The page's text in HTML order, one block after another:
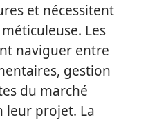
et nécessitent
Les
naviguer entre
gestion
du marché
leur projet. La